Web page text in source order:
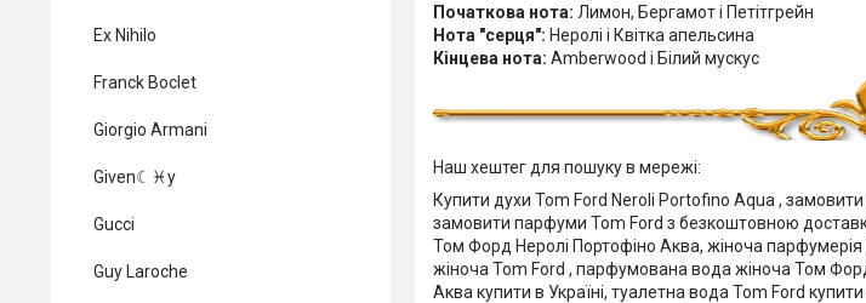
Початкова нота: Лимон, Бергамот і Петітгрейн
Нота "серця": Неролі і Квітка апельсина
Кінцева нота: Amberwood і Білий мускус
Наш хештег для пошуку в мережі:
Купити духи Tom Ford Neroli Portofino Aqua ,
замовити парфуми Tom Ford з безкоштовною
Том Форд Неролі Портофіно Аква, жіноча
жіноча Tom Ford , парфумована вода жіноча Том
Аква купити в Україні, туалетна вода Tom Ford
Ex Nihilo
Franck Boclet
Giorgio Armani
Given☾♓y
Gucci
Guy Laroche